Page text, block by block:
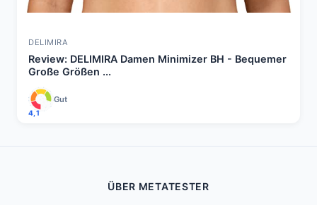
DELIMIRA
Review: DELIMIRA Damen Minimizer BH - Bequemer
Große Größen ...
4,1
Gut
ÜBER METATESTER